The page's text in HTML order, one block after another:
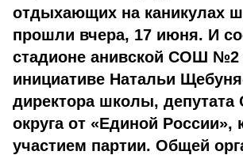
отдыхающих на каникулах
прошли вчера, 17 июня. И
стадионе анивской СОШ №2
инициативе Натальи
директора школы, депутата
округа от «Единой России»,
участием партии. Общей